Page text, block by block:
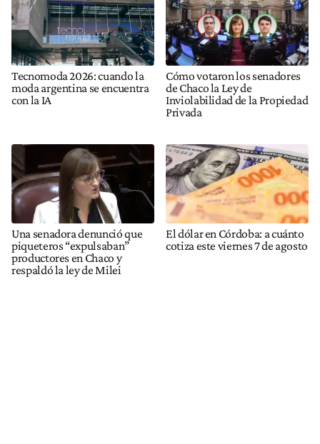
Tecnomoda 2026: cuando la
moda argentina se encuentra
con la IA
Cómo votaron los senadores
de Chaco la Ley de
Inviolabilidad de la Propiedad
Privada
Una senadora denunció que
piqueteros “expulsaban”
productores en Chaco y
respaldó la ley de Milei
El dólar en Córdoba: a cuánto
cotiza este viernes 7 de agosto